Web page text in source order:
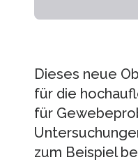
Dieses neue
für die
für
zum Beispiel